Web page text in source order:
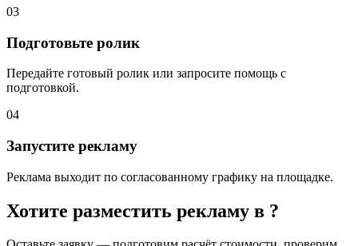
03
Подготовьте ролик
Передайте готовый ролик или запросите помощь с
подготовкой.
04
Запустите рекламу
Реклама выходит по согласованному графику на площадке.
Хотите разместить рекламу в ?